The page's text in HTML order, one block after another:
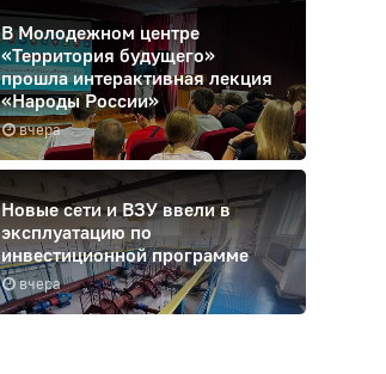
вчера
В Молодежном центре
«Территория будущего»
прошла интерактивная лекция
«Народы России»
вчера
Новые сети и ВЗУ ввели в
эксплуатацию по
инвестиционной программе